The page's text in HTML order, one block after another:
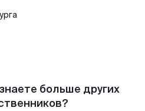
больше других